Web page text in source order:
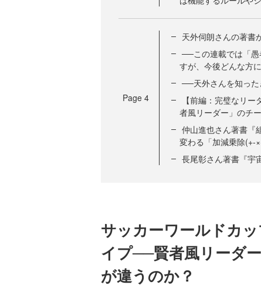
Page 4
天外伺朗さんの著書
──この連載では「愚
すが、今後どんな方
──天外さんを知った
【前編：完璧なリ
者風リーダー」のチ
仲山進也さん著書『
変わる「加減乗除(+-
長尾彰さん著書『宇
サッカーワールドカ
イプ──賢者風リーダ
が違うのか？